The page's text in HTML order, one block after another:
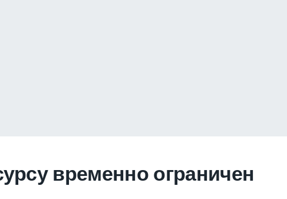
временно ограничен